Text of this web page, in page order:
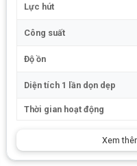
Ưu điểm nổi bật
Lực hút
Lực hút
Công suất
Độ ồn
Diện tích 1 lần dọn dẹp
Thời gian hoạt động
Xem